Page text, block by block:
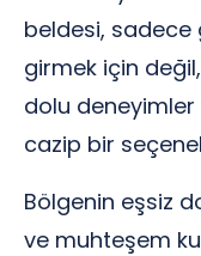
beldesi, sadece
girmek için
dolu
cazip bir
Bölgenin eşsiz
ve muhteşem